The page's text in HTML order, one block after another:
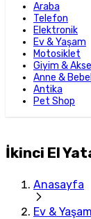
Araba
Telefon
Elektronik
Ev & Yaşam
Motosiklet
Giyim &
Anne &
Antika
Pet Shop
İkinci El
Anasayfa
Ev & Yaşam